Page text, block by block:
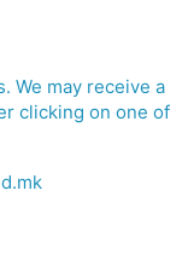
We may receive a
clicking on one of